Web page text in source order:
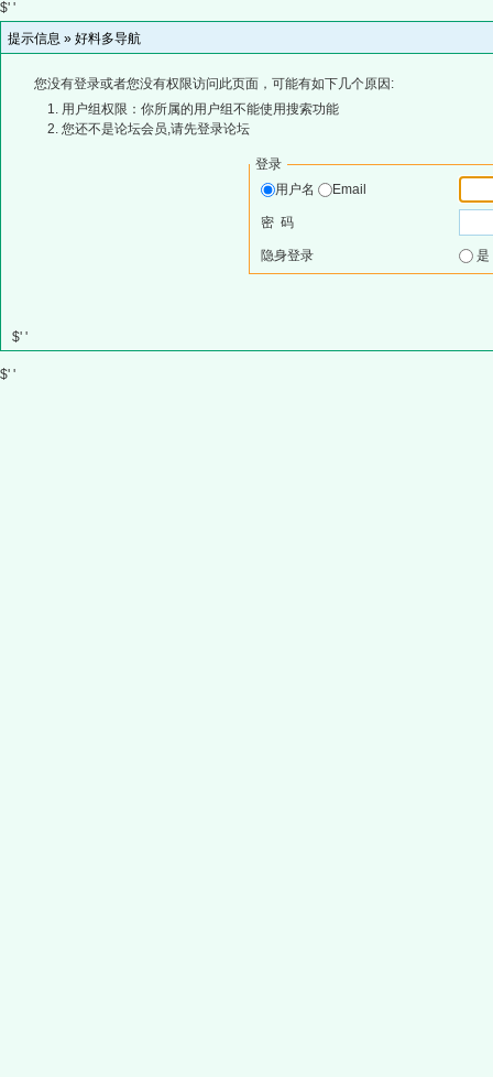
$' '
提示信息 » 好料多导航
您没有登录或者您没有权限访问此页面，可能有如下几个原因:
用户组权限：你所属的用户组不能使用搜索功能
您还不是论坛会员,请先登录论坛
登录
用户名
Email
密 码
隐身登录
$' '
$' '